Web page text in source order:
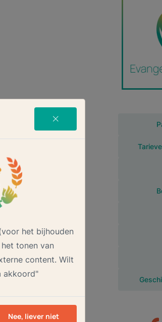
het bijhouden
tonen van
content. Wilt
akkoord"
Nee, liever niet